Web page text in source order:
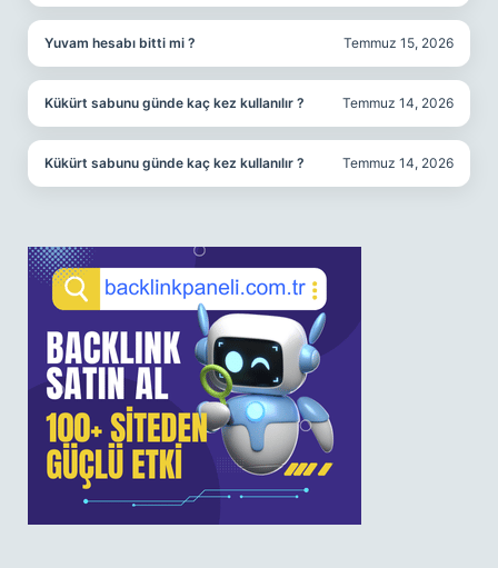
Yuvam hesabı bitti mi ? Temmuz 15, 2026
Kükürt sabunu günde kaç kez kullanılır ? Temmuz 14, 2026
Kükürt sabunu günde kaç kez kullanılır ? Temmuz 14, 2026